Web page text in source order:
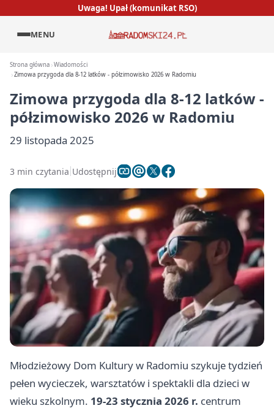
Uwaga! Upał (komunikat RSO)
MENU
Strona główna Wiadomości
Zimowa przygoda dla 8-12 latków - półzimowisko 2026 w Radomiu
Zimowa przygoda dla 8-12 latków -
półzimowisko 2026 w Radomiu
29 listopada 2025
3 min czytania Udostępnij
Młodzieżowy Dom Kultury w Radomiu szykuje tydzień
pełen wycieczek, warsztatów i spektakli dla dzieci w
wieku szkolnym. 19-23 stycznia 2026 r. centrum